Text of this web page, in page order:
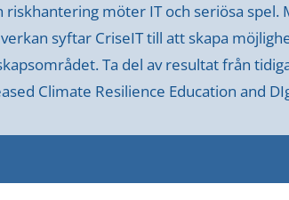
möter IT och seriösa spel.
syftar CriseIT till att skapa
Ta del av resultat från
Climate Resilience Education and